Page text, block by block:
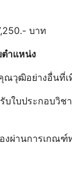
บาท
าแหน่ง
วุฒิอย่างอื่นที่เ
บใบประกอบวิ
งผ่านการเกณฑ์